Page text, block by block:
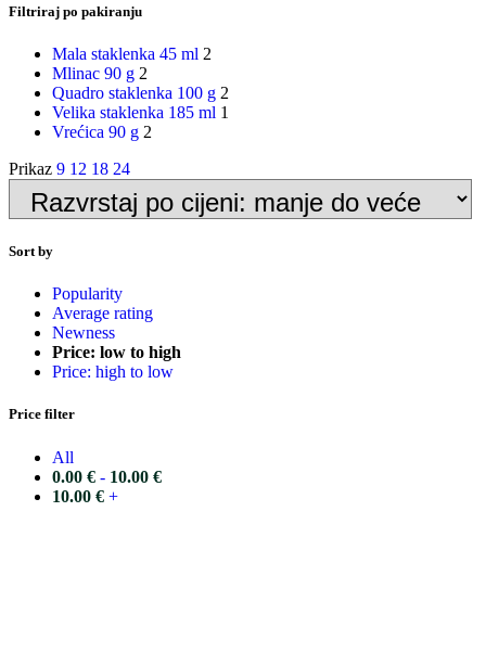
Filtriraj po pakiranju
Mala staklenka 45 ml 2
Mlinac 90 g 2
Quadro staklenka 100 g 2
Velika staklenka 185 ml 1
Vrećica 90 g 2
Prikaz 9 12 18 24
Sort by
Popularity
Average rating
Newness
Price: low to high
Price: high to low
Price filter
All
0.00 € - 10.00 €
10.00 € +